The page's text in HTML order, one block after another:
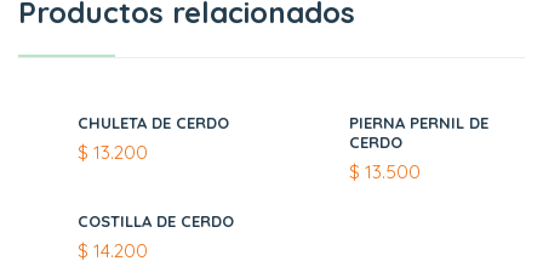
Productos relacionados
CHULETA DE CERDO
$ 13.200
PIERNA PERNIL DE
CERDO
$ 13.500
COSTILLA DE CERDO
$ 14.200